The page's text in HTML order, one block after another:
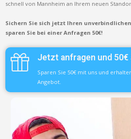
schnell von Mannheim an Ihrem neuen
Sichern Sie sich jetzt Ihren
sparen Sie bei einer Anfragen 50€!
Jetzt anfragen und 50€
Sparen Sie 50€ mit uns und
Angebot.